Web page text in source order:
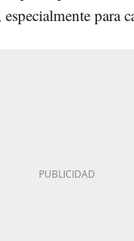
especialmente para